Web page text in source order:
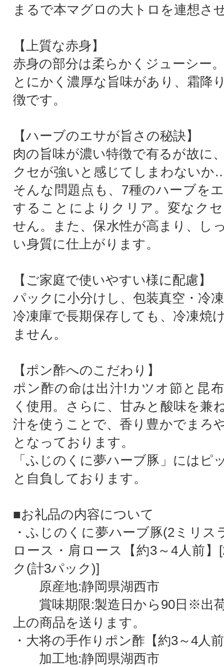
まるで本マグロの大トロを連想さ
【上質な赤身】
赤身の部分は柔らかくジューシー
とにかく濃厚な旨味があり、霜降
徴です。
【ハーブのエサが旨さの秘訣】
肉の旨味が濃い特徴で有るが故に
クセが強いと感じてしまわないか
そんな問題点も、7種のハーブを
することによりクリア。変なク
せん。また、保水性が高まり、し
い身質に仕上がります。
【ご家庭で使いやすい様に配慮】
パックに小分けし、包装真空・冷
冷凍庫で長期保存しても、冷凍焼
ません。
【ポン酢へのこだわり】
ポン酢の命は出汁!カツオ節と昆
く使用。さらに、甘みと酸味を兼
汁を使うことで、香り豊かでまろ
となっております。
「ふじのくに夢ハーブ豚」にはピ
と自負しております。
■お礼品の内容について
・ふじのくに夢ハーブ豚(2ミリス
ロース・肩ロース【約3～4人前】
ク(計3パック)]
原産地:静岡県湖西市
賞味期限:製造日から90日※出
上の商品を送ります。
・大将の手作りポン酢【約3～4人
加工地:静岡県湖西市